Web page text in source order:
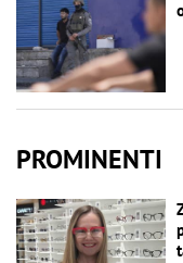
PROMINENTI